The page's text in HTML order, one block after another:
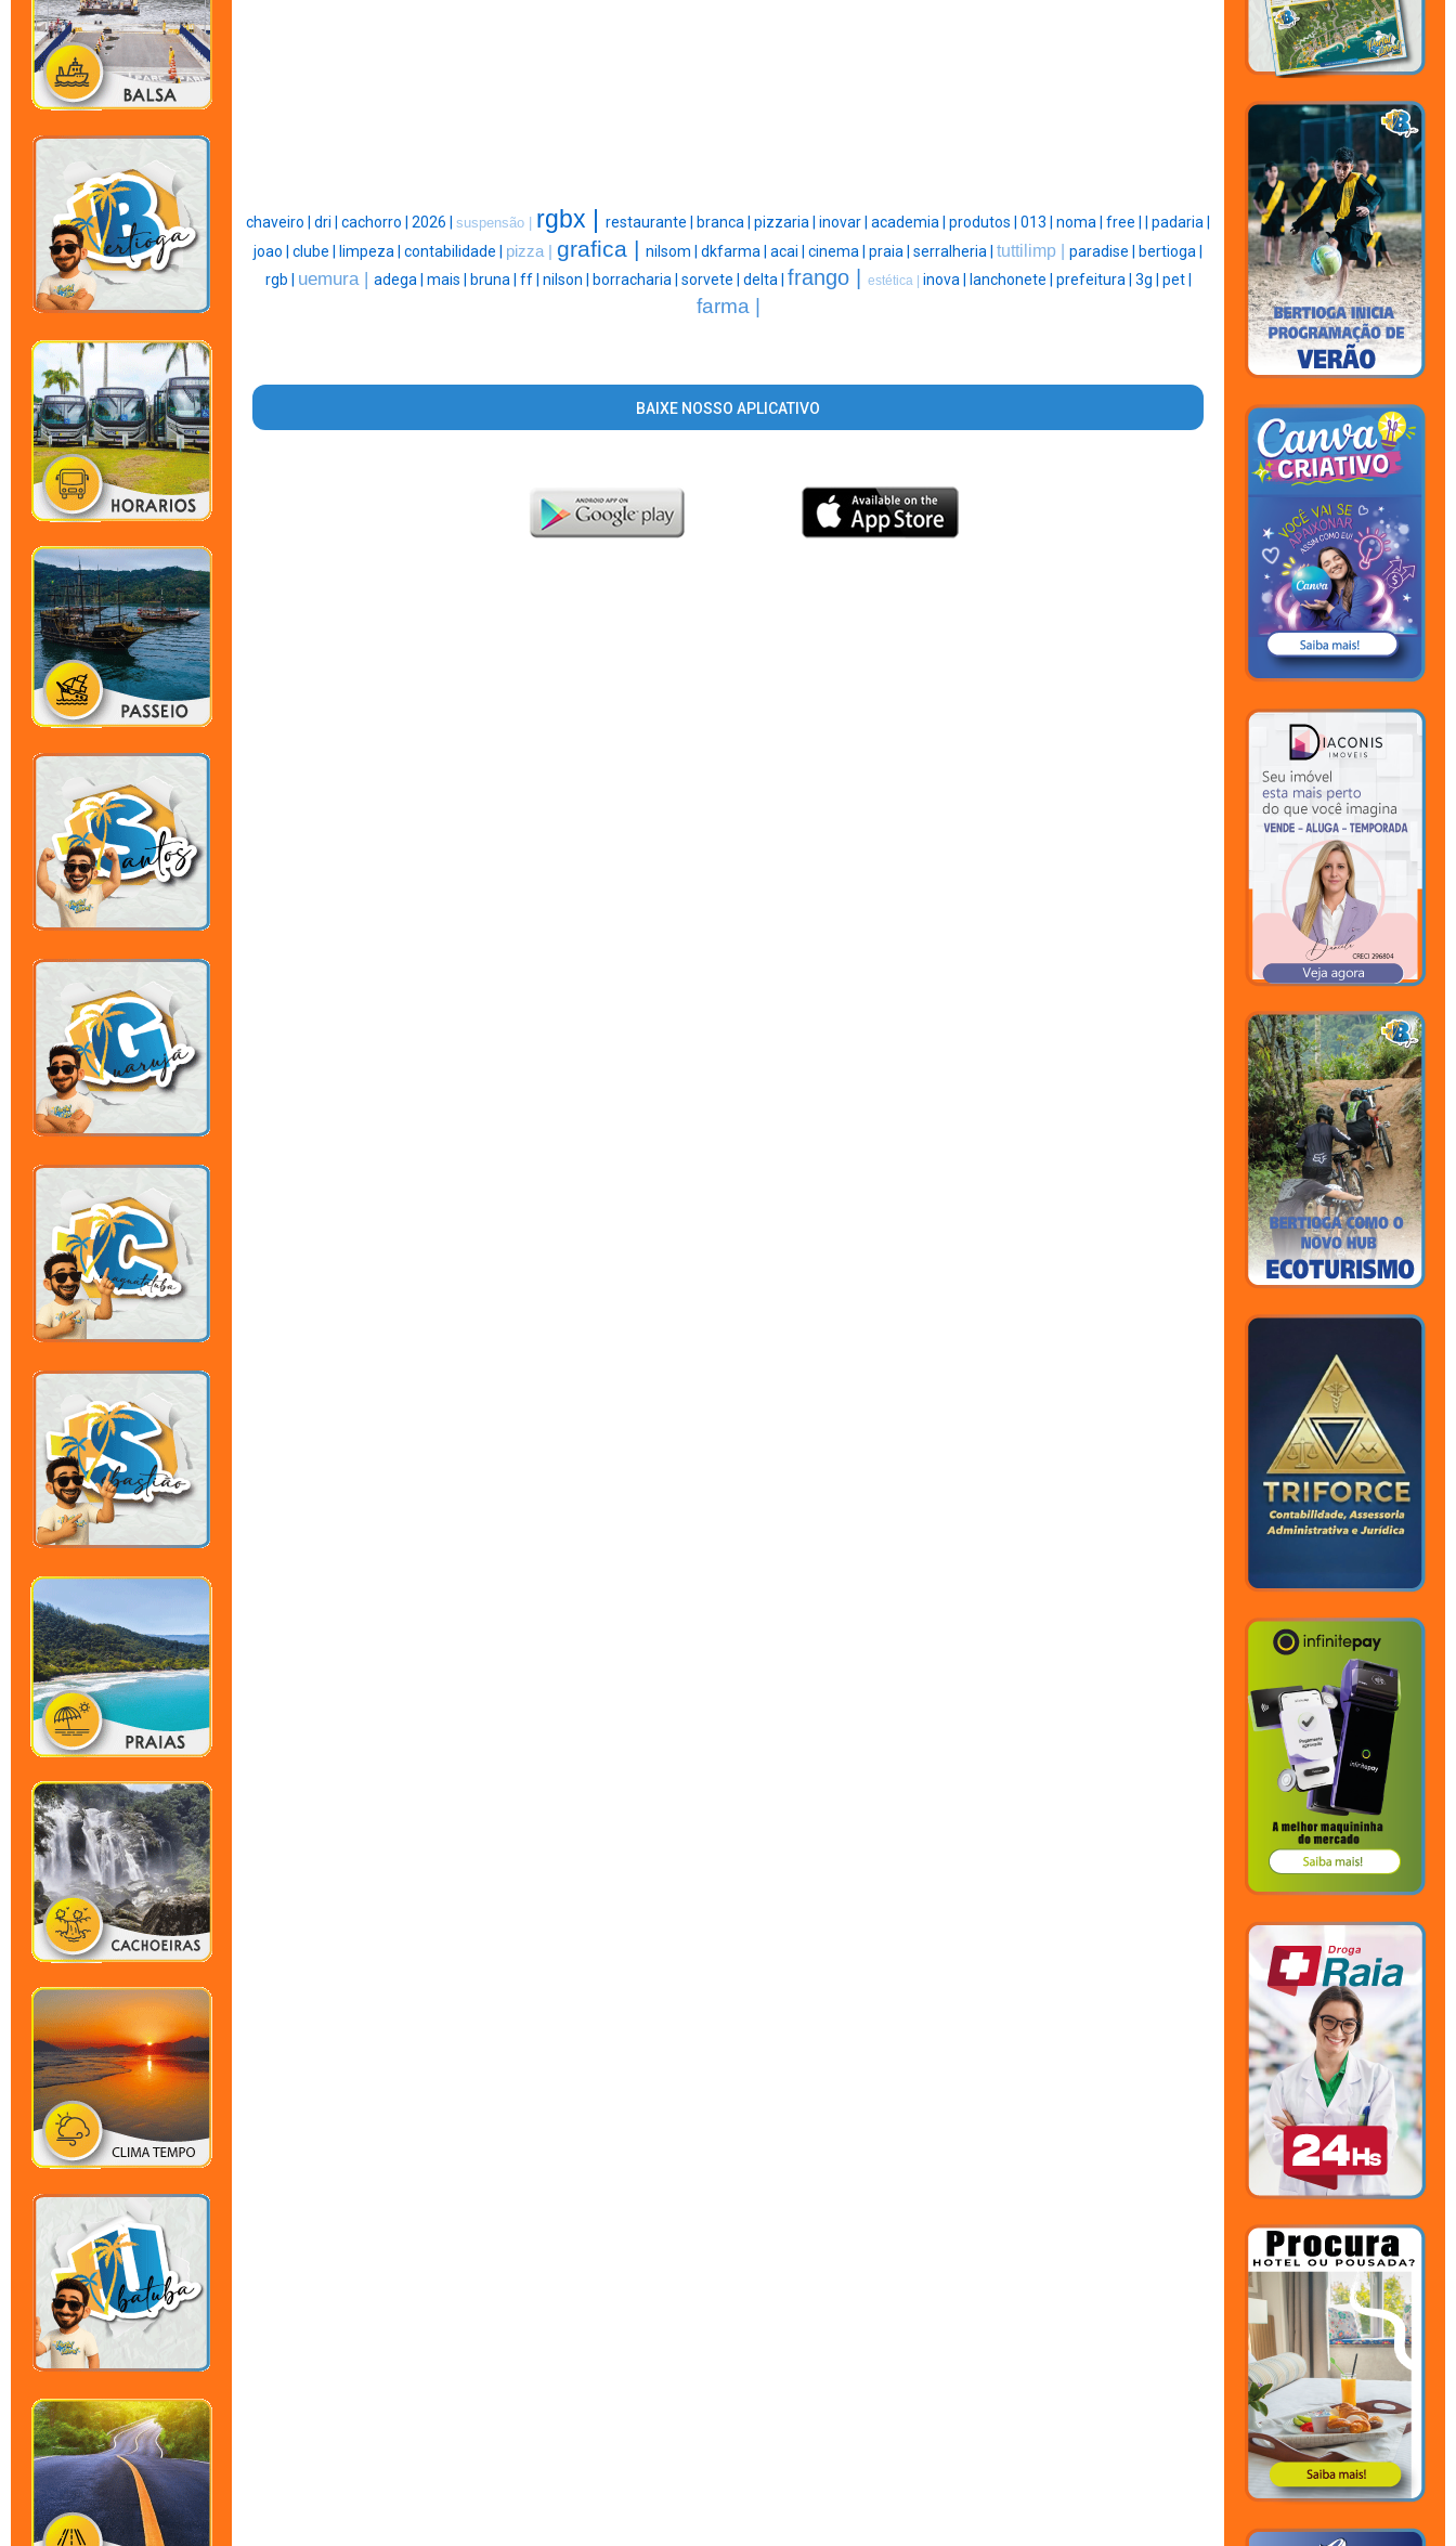
chaveiro | dri | cachorro | 2026 | suspensão | rgbx | restaurante | branca | pizzaria | inovar | academia | produtos | 013 | noma | free |
padaria |
joao | clube | limpeza | contabilidade | pizza | grafica | nilsom | dkfarma | acai | cinema | praia | serralheria | tuttilimp | paradise |
bertioga |
rgb | uemura | adega | mais | bruna | ff | nilson | borracharia | sorvete | delta | frango | estética | inova | lanchonete | prefeitura | 3g | pet |
farma |
BAIXE NOSSO APLICATIVO